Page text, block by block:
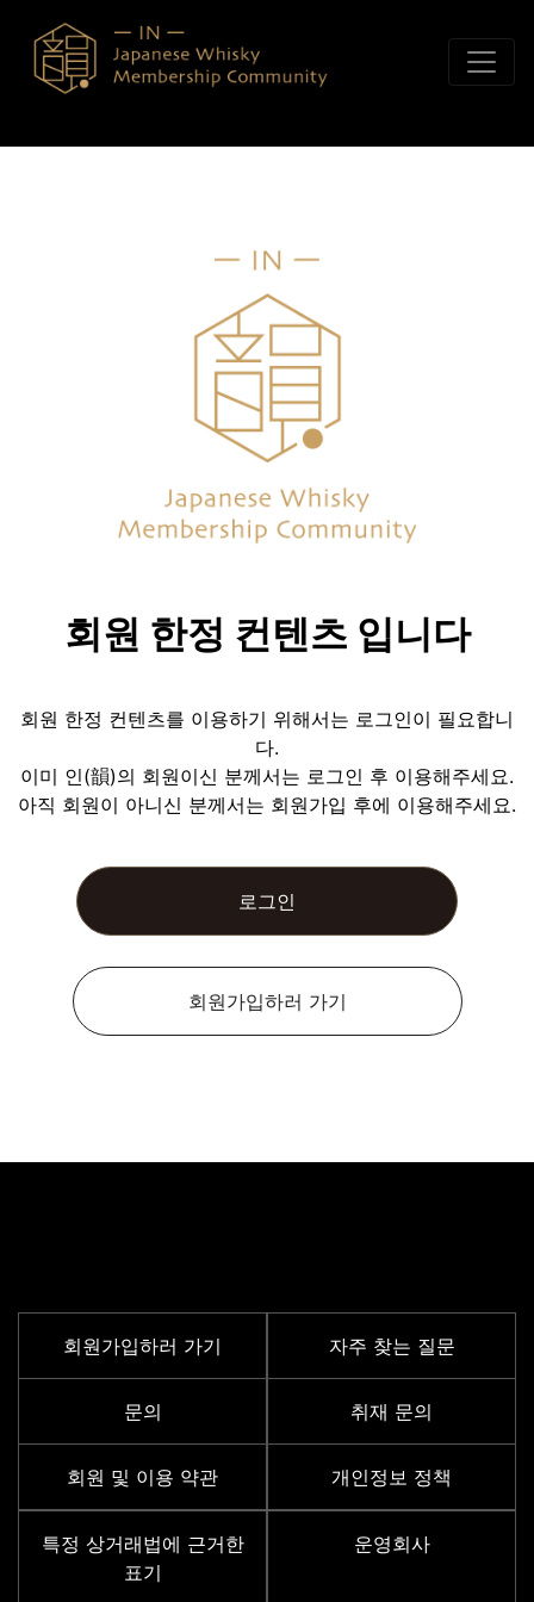
회원 한정 컨텐츠 입니다
회원 한정 컨텐츠를 이용하기 위해서는 로그인이 필요합니
다.
이미 인(韻)의 회원이신 분께서는 로그인 후 이용해주세요.
아직 회원이 아니신 분께서는 회원가입 후에 이용해주세요.
로그인
회원가입하러 가기
회원가입하러 가기 자주 찾는 질문
문의 취재 문의
회원 및 이용 약관 개인정보 정책
특정 상거래법에 근거한
표기
운영회사